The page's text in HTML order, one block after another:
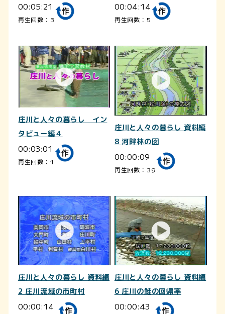
00:05:21
再生回数：3
00:04:14
再生回数：5
庄川と人々の暮らし イン
タビュー編４
00:03:01
再生回数：1
庄川と人々の暮らし 資料編
8 河畔林の図
00:00:09
再生回数：39
庄川と人々の暮らし 資料編
2 庄川流域の市町村
00:00:14
庄川と人々の暮らし 資料編
6 庄川の鮭の回帰率
00:00:43